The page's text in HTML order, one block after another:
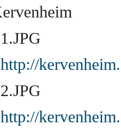
1.JPG
http://
2.JPG
http://